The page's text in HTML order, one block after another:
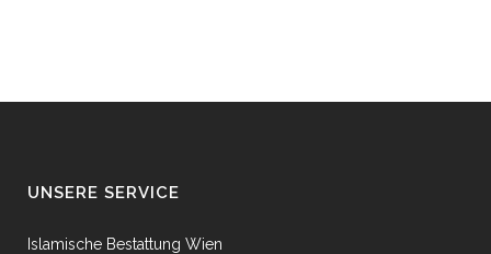
UNSERE SERVICE
Islamische Bestattung Wien